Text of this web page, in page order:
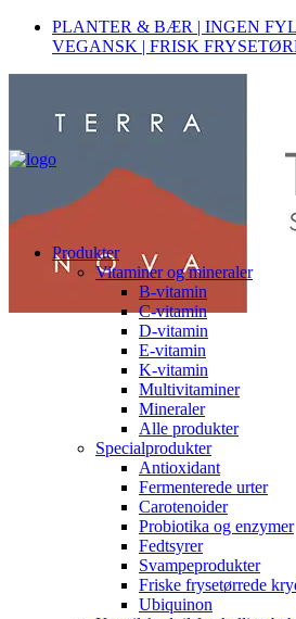
PLANTER & BÆR | INGEN
VEGANSK | FRISK
Produkter
Vitaminer og mineraler
B-vitamin
C-vitamin
D-vitamin
E-vitamin
K-vitamin
Multivitaminer
Mineraler
Alle produkter
Specialprodukter
Antioxidant
Fermenterede urter
Carotenoider
Probiotika og enzymer
Fedtsyrer
Svampeprodukter
Friske frysetørrede
Ubiquinon